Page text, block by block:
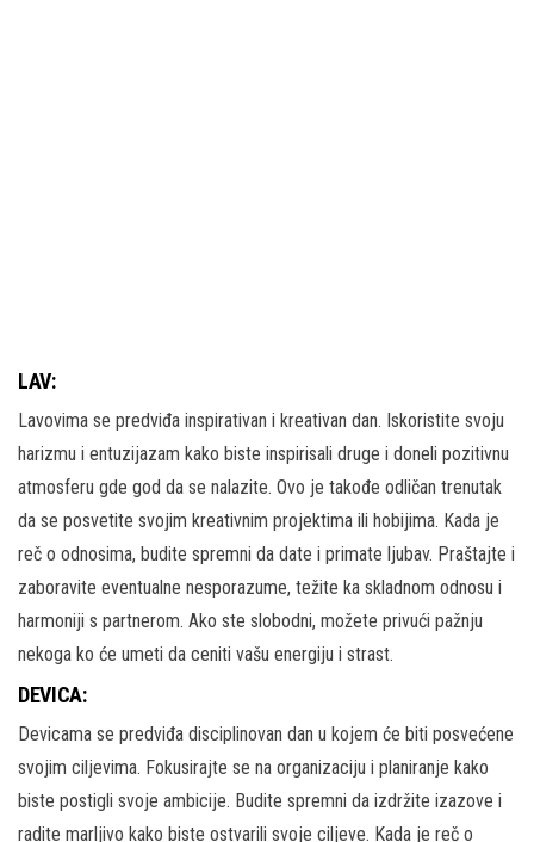
LAV:
Lavovima se predviđa inspirativan i kreativan dan. Iskoristite svoju
harizmu i entuzijazam kako biste inspirisali druge i doneli pozitivnu
atmosferu gde god da se nalazite. Ovo je takođe odličan trenutak
da se posvetite svojim kreativnim projektima ili hobijima. Kada je
reč o odnosima, budite spremni da date i primate ljubav. Praštajte i
zaboravite eventualne nesporazume, težite ka skladnom odnosu i
harmoniji s partnerom. Ako ste slobodni, možete privući pažnju
nekoga ko će umeti da ceniti vašu energiju i strast.
DEVICA:
Devicama se predviđa disciplinovan dan u kojem će biti posvećene
svojim ciljevima. Fokusirajte se na organizaciju i planiranje kako
biste postigli svoje ambicije. Budite spremni da izdržite izazove i
radite marljivo kako biste ostvarili svoje ciljeve. Kada je reč o